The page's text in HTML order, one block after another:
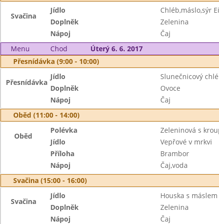
Svačina
Jídlo
Chléb,máslo,sýr
Doplněk
Zelenina
Nápoj
Čaj
Menu
Chod
Úterý 6. 6. 2017
Přesnídávka (9:00 - 10:00)
Přesnídávka
Jídlo
Slunečnicový
Doplněk
Ovoce
Nápoj
Čaj
Oběd (11:00 - 14:00)
Oběd
Polévka
Zeleninová s
Jídlo
Vepřové v mrkvi
Příloha
Brambor
Nápoj
Čaj,voda
Svačina (15:00 - 16:00)
Svačina
Jídlo
Houska s máslem
Doplněk
Zelenina
Nápoj
Čaj